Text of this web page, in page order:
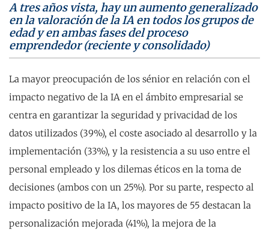
A tres años vista, hay un aumento generalizado
en la valoración de la IA en todos los grupos de
edad y en ambas fases del proceso
emprendedor (reciente y consolidado)
La mayor preocupación de los sénior en relación con el
impacto negativo de la IA en el ámbito empresarial se
centra en garantizar la seguridad y privacidad de los
datos utilizados (39%), el coste asociado al desarrollo y la
implementación (33%), y la resistencia a su uso entre el
personal empleado y los dilemas éticos en la toma de
decisiones (ambos con un 25%). Por su parte, respecto al
impacto positivo de la IA, los mayores de 55 destacan la
personalización mejorada (41%), la mejora de la